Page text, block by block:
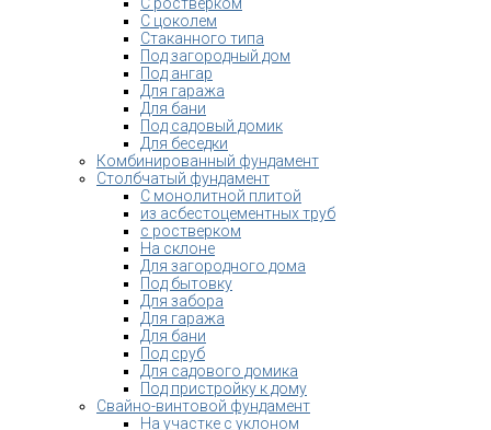
С ростверком
С цоколем
Стаканного типа
Под загородный дом
Под ангар
Для гаража
Для бани
Под садовый домик
Для беседки
Комбинированный фундамент
Столбчатый фундамент
С монолитной плитой
из асбестоцементных труб
с ростверком
На склоне
Для загородного дома
Под бытовку
Для забора
Для гаража
Для бани
Под сруб
Для садового домика
Под пристройку к дому
Свайно-винтовой фундамент
На участке с уклоном